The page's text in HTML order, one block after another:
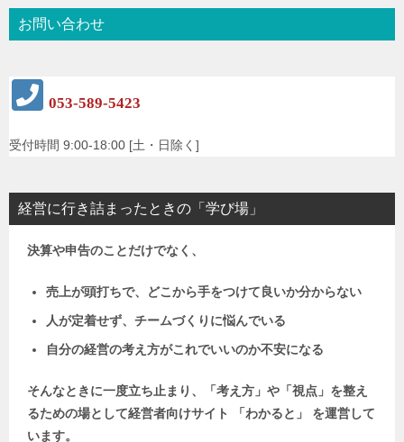
お問い合わせ
053-589-5423
受付時間 9:00-18:00 [土・日除く]
経営に行き詰まったときの「学び場」
決算や申告のことだけでなく、
売上が頭打ちで、どこから手をつけて良いか分からない
人が定着せず、チームづくりに悩んでいる
自分の経営の考え方がこれでいいのか不安になる
そんなときに一度立ち止まり、「考え方」や「視点」を整え
るための場として経営者向けサイト 「わかると」 を運営して
います。